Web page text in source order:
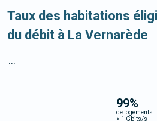
Taux des habitations
du débit à La Vernarède
99%
de logements
> 1 Gbits/s
...